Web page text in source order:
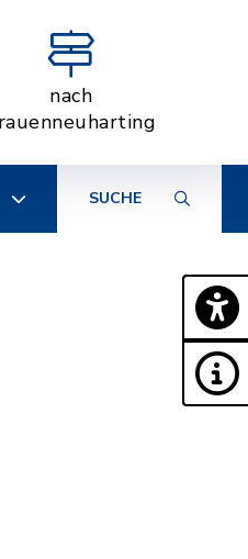
nach
SUCHE